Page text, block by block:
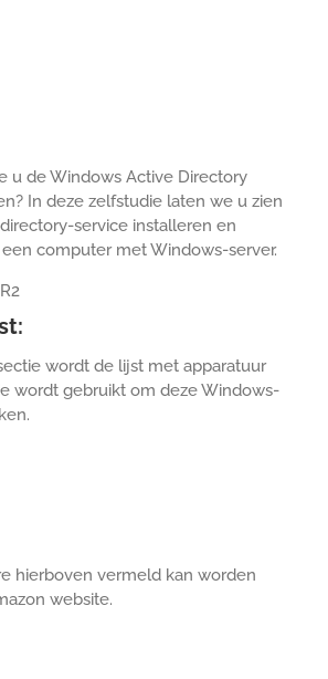
u de Windows Active Directory
In deze zelfstudie laten we u zien
service installeren en
computer met Windows-server.
wordt de lijst met apparatuur
wordt gebruikt om deze Windows-
hierboven vermeld kan worden
website.